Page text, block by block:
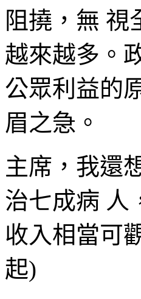
阻撓，無 視
越來越多。
公眾利益的
眉之急。
主席，我還
治七成病 人
收入相當可
起)